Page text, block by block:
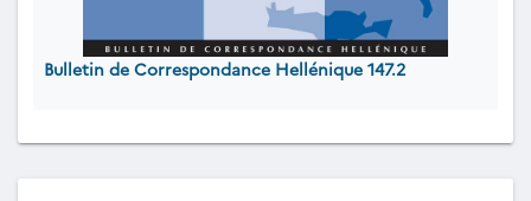
Bulletin de Correspondance Hellénique 147.2